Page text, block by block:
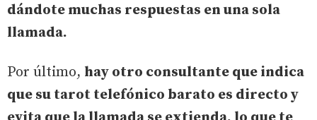
dándote muchas respuestas en una sola
llamada.
Por último, hay otro consultante que indica
que su tarot telefónico barato es directo y